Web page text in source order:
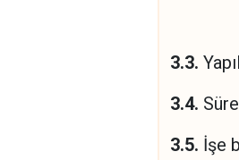
3.3.
3.4.
3.5.